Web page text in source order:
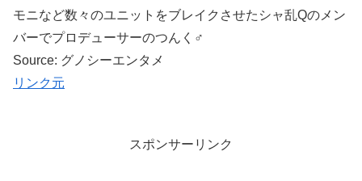
モニなど数々のユニットをブレイクさせたシャ乱Qのメン
バーでプロデューサーのつんく♂
Source: グノシーエンタメ
リンク元
スポンサーリンク